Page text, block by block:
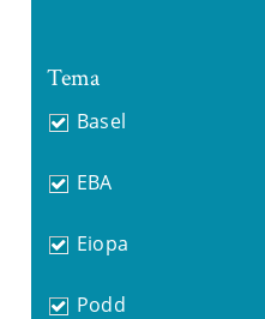
Tema
Basel
EBA
Eiopa
Podd